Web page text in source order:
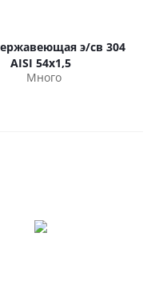
э/св 304
AISI 54х1,5
Много